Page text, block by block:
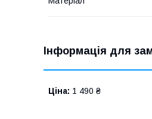
Інформація для
Ціна: 1 490 ₴